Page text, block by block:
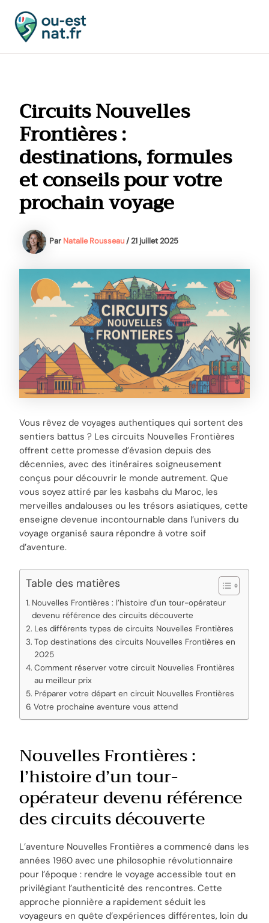
contenu
Circuits Nouvelles
Frontières :
destinations, formules
et conseils pour votre
prochain voyage
Par Natalie Rousseau/21 juillet 2025
Vous rêvez de voyages authentiques qui sortent des
sentiers battus ? Les circuits Nouvelles Frontières
offrent cette promesse d’évasion depuis des
décennies, avec des itinéraires soigneusement
conçus pour découvrir le monde autrement. Que
vous soyez attiré par les kasbahs du Maroc, les
merveilles andalouses ou les trésors asiatiques, cette
enseigne devenue incontournable dans l’univers du
voyage organisé saura répondre à votre soif
d’aventure.
Table des matières
Nouvelles Frontières : l’histoire d’un tour-opérateur
devenu référence des circuits découverte
Les différents types de circuits Nouvelles Frontières
Top destinations des circuits Nouvelles Frontières en
2025
Comment réserver votre circuit Nouvelles Frontières
au meilleur prix
Préparer votre départ en circuit Nouvelles Frontières
Votre prochaine aventure vous attend
Nouvelles Frontières :
l’histoire d’un tour-
opérateur devenu référence
des circuits découverte
L’aventure Nouvelles Frontières a commencé dans les
années 1960 avec une philosophie révolutionnaire
pour l’époque : rendre le voyage accessible tout en
privilégiant l’authenticité des rencontres. Cette
approche pionnière a rapidement séduit les
voyageurs en quête d’expériences différentes, loin du